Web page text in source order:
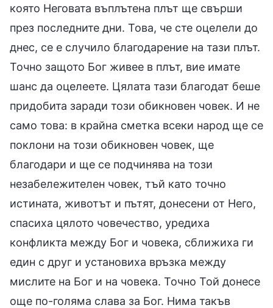
която Неговата въплътена плът ще свърши
през последните дни. Това, че сте оцелели до
днес, се е случило благодарение на тази плът.
Точно защото Бог живее в плът, вие имате
шанс да оцелеете. Цялата тази благодат беше
придобита заради този обикновен човек. И не
само това: в крайна сметка всеки народ ще се
поклони на този обикновен човек, ще
благодари и ще се подчинява на този
незабележителен човек, тъй като точно
истината, животът и пътят, донесени от Него,
спасиха цялото човечество, уредиха
конфликта между Бог и човека, сближиха ги
един с друг и установиха връзка между
мислите на Бог и на човека. Точно Той донесе
още по-голяма слава за Бог. Нима такъв